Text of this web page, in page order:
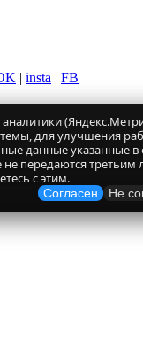
| insta | FB
для улучшения
данные указанные
передаются третьим
с этим.
Согласен Не